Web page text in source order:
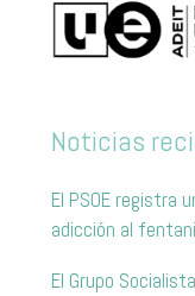
Noticias
El PSOE registra
adicción al
El Grupo